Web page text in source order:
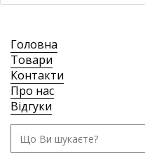
Головна
Товари
Контакти
Про нас
Відгуки